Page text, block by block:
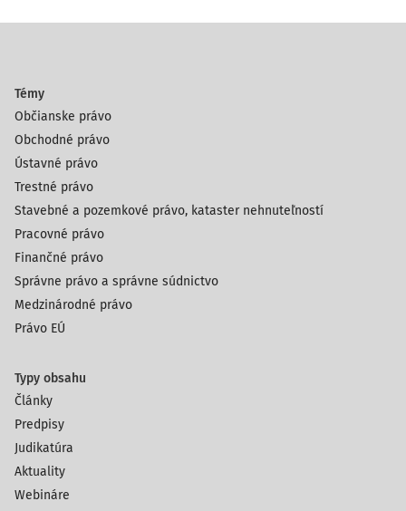
Témy
Občianske právo
Obchodné právo
Ústavné právo
Trestné právo
Stavebné a pozemkové právo, kataster nehnuteľností
Pracovné právo
Finančné právo
Správne právo a správne súdnictvo
Medzinárodné právo
Právo EÚ
Typy obsahu
Články
Predpisy
Judikatúra
Aktuality
Webináre